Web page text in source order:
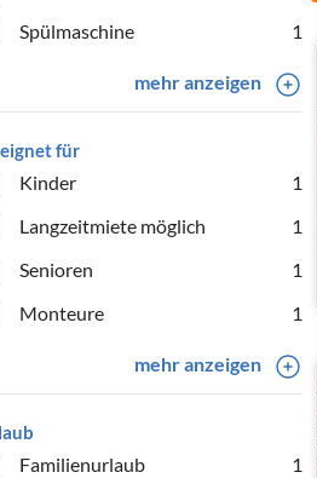
Spülmaschine
1
mehr anzeigen
für
Kinder
1
Langzeitmiete möglich
1
Senioren
1
Monteure
1
mehr anzeigen
Familienurlaub
1